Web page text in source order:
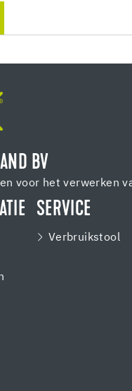
BV
voor het verwerken
SERVICE
Verbruikstool